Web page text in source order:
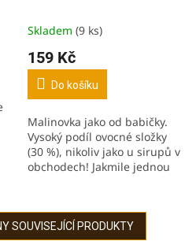
Skladem (9 ks)
159 Kč
Do košíku
Malinovka jako od babičky.
Vysoký podíl ovocné složky
(30 %), nikoliv jako u sirupů v
obchodech! Jakmile jednou
SOUVISEJÍCÍ PRODUKTY